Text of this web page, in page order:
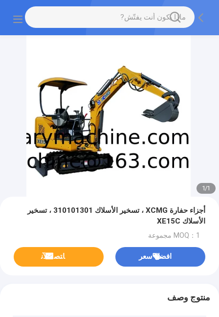
1
/
1
أجزاء حفارة XCMG ، تسخير الأسلاك 310101301 ، تسخير
الأسلاك XE15C
MOQ：1 مجموعة
افضل سعر ﺎﺘﺼﻟ ﺍﻶﻧ
منتوج وصف